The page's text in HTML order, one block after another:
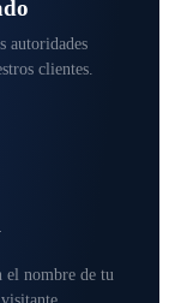
autoridades
clientes.
el nombre de tu